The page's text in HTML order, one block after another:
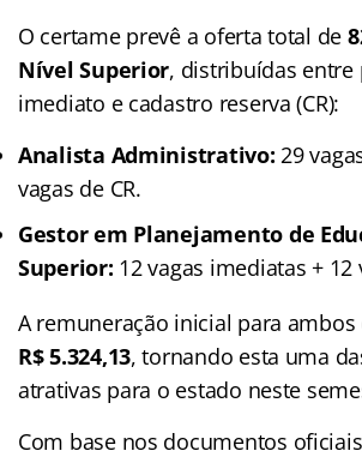
O certame prevê a oferta total de
Nível Superior, distribuídas entre
imediato e cadastro reserva (CR):
Analista Administrativo: 29
vagas de CR.
Gestor em Planejamento de
Superior: 12 vagas imediatas + 12
A remuneração inicial para ambos
R$ 5.324,13, tornando esta uma
atrativas para o estado neste
Com base nos documentos